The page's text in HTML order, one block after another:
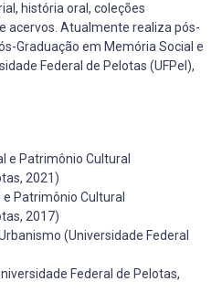
história oral, coleções
acervos. Atualmente realiza pós-
Graduação em Memória Social e
Federal de Pelotas (UFPel),
e Patrimônio Cultural
2021)
Patrimônio Cultural
2017)
(Universidade Federal
Federal de Pelotas,